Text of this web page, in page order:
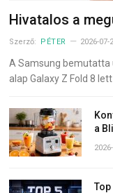
Hivatalos a
Szerző: PÉTER 2026-07-
A Samsung bemutatta
alap Galaxy Z Fold 8 lett
a